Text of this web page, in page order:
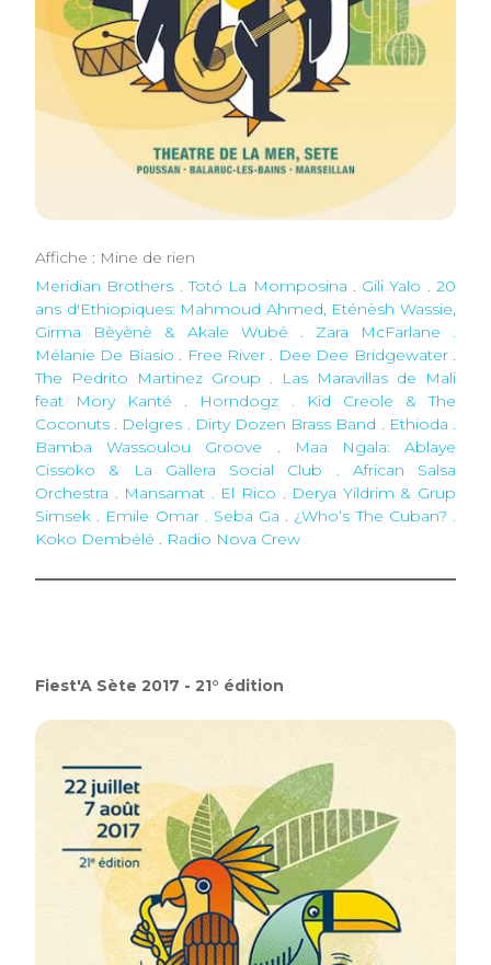
Affiche : Mine de rien
Meridian Brothers . Totó La Momposina . Gili Yalo . 20
ans d'Ethiopiques: Mahmoud Ahmed, Eténèsh Wassie,
Girma Bèyènè & Akale Wubé . Zara McFarlane .
Mélanie De Biasio . Free River . Dee Dee Bridgewater.
The Pedrito Martinez Group . Las Maravillas de Mali
feat Mory Kanté . Horndogz . Kid Creole & The
Coconuts . Delgres . Dirty Dozen Brass Band . Ethioda .
Bamba Wassoulou Groove .
Maa Ngala: Ablaye
Cissoko & La Gallera Social Club . African Salsa
Orchestra . Mansamat . El Rico . Derya Yildrim & Grup
Simsek . Emile Omar . Seba Ga . ¿Who’s The Cuban? .
Koko Dembélé . Radio Nova Crew
Fiest'A Sète 2017 - 21° édition